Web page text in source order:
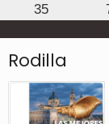
35
Rodilla